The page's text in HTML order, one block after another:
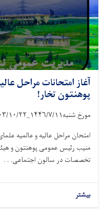
آغاز امتحانات مراحل
پوهنتون تخار!
مورخ شنبه۱۴۴۶/۷/۱۱_۱۴۰۳/۱۰/۲۲
امتحان مراحل عالیه و عالمیه
منیب رئیس عمومی پوهنتون و
تخصصات در سالون اجتماعی. . .
بیشتر